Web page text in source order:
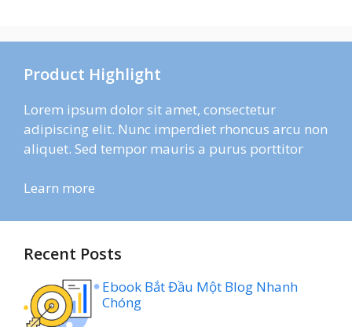
Product Highlight
Lorem ipsum dolor sit amet, consectetur
adipiscing elit. Nunc imperdiet rhoncus arcu non
aliquet. Sed tempor mauris a purus porttitor
Learn more
Recent Posts
Ebook Bắt Đầu Một Blog Nhanh
Chóng